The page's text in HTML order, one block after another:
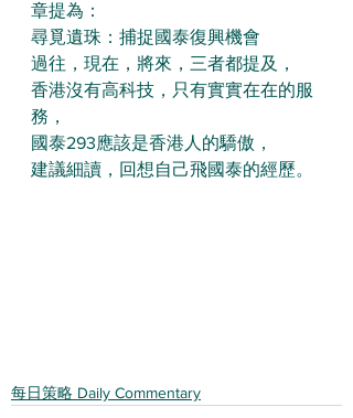
章提為：
尋覓遺珠：捕捉國泰復興機會
過往，現在，將來，三者都提及，
香港沒有高科技，只有實實在在的服
務，
國泰293應該是香港人的驕傲，
建議細讀，回想自己飛國泰的經歷。
每日策略 Daily Commentary